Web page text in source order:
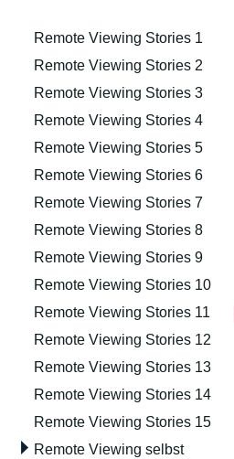
Remote Viewing Stories 1
Remote Viewing Stories 2
Remote Viewing Stories 3
Remote Viewing Stories 4
Remote Viewing Stories 5
Remote Viewing Stories 6
Remote Viewing Stories 7
Remote Viewing Stories 8
Remote Viewing Stories 9
Remote Viewing Stories 10
Remote Viewing Stories 11
Remote Viewing Stories 12
Remote Viewing Stories 13
Remote Viewing Stories 14
Remote Viewing Stories 15
Remote Viewing selbst